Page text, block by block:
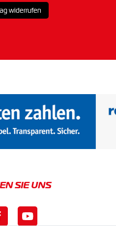
widerrufen